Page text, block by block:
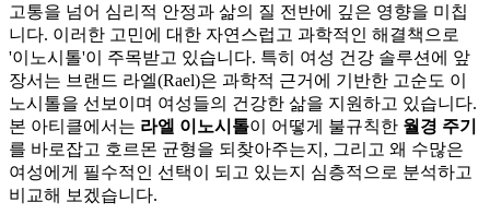
고통을 넘어 심리적 안정과 삶의 질 전반에 깊은 영향을 미칩
니다. 이러한 고민에 대한 자연스럽고 과학적인 해결책으로
'이노시톨'이 주목받고 있습니다. 특히 여성 건강 솔루션에 앞
장서는 브랜드 라엘(Rael)은 과학적 근거에 기반한 고순도 이
노시톨을 선보이며 여성들의 건강한 삶을 지원하고 있습니다.
본 아티클에서는 라엘 이노시톨이 어떻게 불규칙한 월경 주기
를 바로잡고 호르몬 균형을 되찾아주는지, 그리고 왜 수많은
여성에게 필수적인 선택이 되고 있는지 심층적으로 분석하고
비교해 보겠습니다.